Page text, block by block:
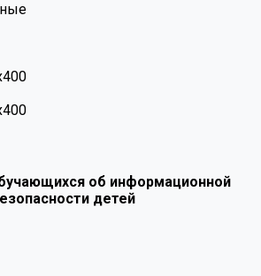
об информационной
детей